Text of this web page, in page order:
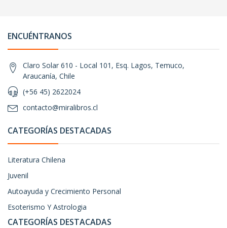
ENCUÉNTRANOS
Claro Solar 610 - Local 101, Esq. Lagos, Temuco,
Araucanía, Chile
(+56 45) 2622024
contacto@miralibros.cl
CATEGORÍAS DESTACADAS
Literatura Chilena
Juvenil
Autoayuda y Crecimiento Personal
Esoterismo Y Astrologia
CATEGORÍAS DESTACADAS